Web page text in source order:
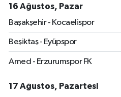
16 Ağustos, Pazar
Başakşehir - Kocaelispor
Beşiktaş - Eyüpspor
Amed - Erzurumspor FK
17 Ağustos, Pazartesi